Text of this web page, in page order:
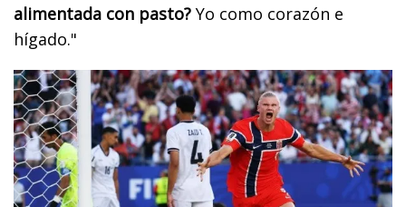
alimentada con pasto? Yo como corazón e
hígado."